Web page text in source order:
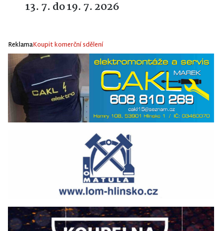
13. 7. do 19. 7. 2026
ReklamaKoupit komerční sdělení